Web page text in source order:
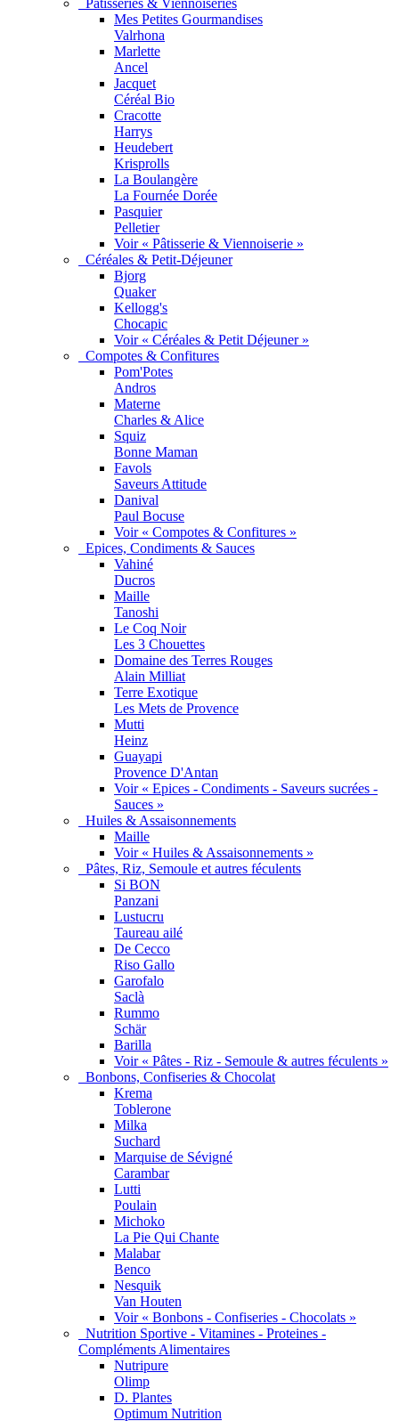
Patisseries & Viennoiseries
Mes Petites Gourmandises
Valrhona
Marlette
Ancel
Jacquet
Céréal Bio
Cracotte
Harrys
Heudebert
Krisprolls
La Boulangère
La Fournée Dorée
Pasquier
Pelletier
Voir « Pâtisserie & Viennoiserie »
Céréales & Petit-Déjeuner
Bjorg
Quaker
Kellogg's
Chocapic
Voir « Céréales & Petit Déjeuner »
Compotes & Confitures
Pom'Potes
Andros
Materne
Charles & Alice
Squiz
Bonne Maman
Favols
Saveurs Attitude
Danival
Paul Bocuse
Voir « Compotes & Confitures »
Epices, Condiments & Sauces
Vahiné
Ducros
Maille
Tanoshi
Le Coq Noir
Les 3 Chouettes
Domaine des Terres Rouges
Alain Milliat
Terre Exotique
Les Mets de Provence
Mutti
Heinz
Guayapi
Provence D'Antan
Voir « Epices - Condiments - Saveurs sucrées -
Sauces »
Huiles & Assaisonnements
Maille
Voir « Huiles & Assaisonnements »
Pâtes, Riz, Semoule et autres féculents
Si BON
Panzani
Lustucru
Taureau ailé
De Cecco
Riso Gallo
Garofalo
Saclà
Rummo
Schär
Barilla
Voir « Pâtes - Riz - Semoule & autres féculents »
Bonbons, Confiseries & Chocolat
Krema
Toblerone
Milka
Suchard
Marquise de Sévigné
Carambar
Lutti
Poulain
Michoko
La Pie Qui Chante
Malabar
Benco
Nesquik
Van Houten
Voir « Bonbons - Confiseries - Chocolats »
Nutrition Sportive - Vitamines - Proteines -
Compléments Alimentaires
Nutripure
Olimp
D. Plantes
Optimum Nutrition